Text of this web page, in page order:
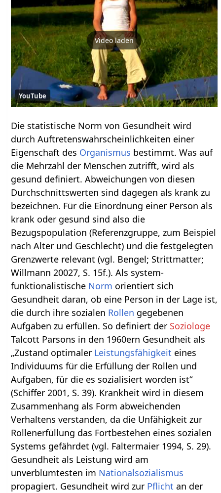
Video laden
YouTube
Die statistische Norm von Gesundheit wird
durch Auftretenswahrscheinlichkeiten einer
Eigenschaft des Organismus bestimmt. Was auf
die Mehrzahl der Menschen zutrifft, wird als
gesund definiert. Abweichungen von diesen
Durchschnittswerten sind dagegen als krank zu
bezeichnen. Für die Einordnung einer Person als
krank oder gesund sind also die
Bezugspopulation (Referenzgruppe, zum Beispiel
nach Alter und Geschlecht) und die festgelegten
Grenzwerte relevant (vgl. Bengel; Strittmatter;
Willmann 20027, S. 15f.). Als system-
funktionalistische Norm orientiert sich
Gesundheit daran, ob eine Person in der Lage ist,
die durch ihre sozialen Rollen gegebenen
Aufgaben zu erfüllen. So definiert der Soziologe
Talcott Parsons in den 1960ern Gesundheit als
„Zustand optimaler Leistungsfähigkeit eines
Individuums für die Erfüllung der Rollen und
Aufgaben, für die es sozialisiert worden ist“
(Schiffer 2001, S. 39). Krankheit wird in diesem
Zusammenhang als Form abweichenden
Verhaltens verstanden, da die Unfähigkeit zur
Rollenerfüllung das Fortbestehen eines sozialen
Systems gefährdet (vgl. Faltermaier 1994, S. 29).
Gesundheit als Leistung wird am
unverblümtesten im Nationalsozialismus
propagiert. Gesundheit wird zur Pflicht an der